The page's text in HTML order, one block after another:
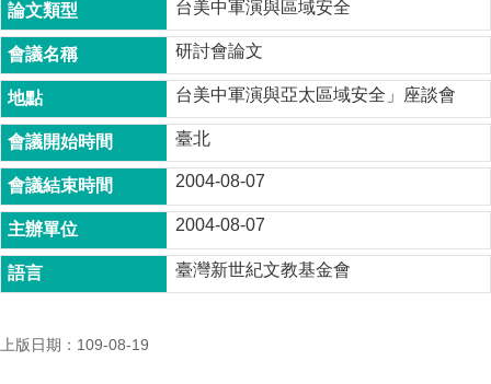
博
士
班
碩
士
班
在
職
專
班
術
台美中軍演與區域安全
研討會論文
台美中軍演與亞太區域安全」座談會
臺北
2004-08-07
2004-08-07
臺灣新世紀文教基金會
上版日期：109-08-19